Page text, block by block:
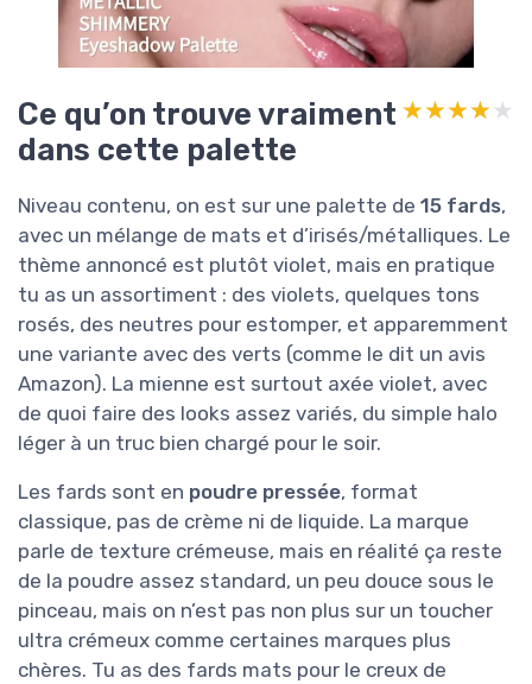
Ce qu’on trouve vraiment
dans cette palette
★★★★★
★★★★★
Niveau contenu, on est sur une palette de 15 fards,
avec un mélange de mats et d’irisés/métalliques. Le
thème annoncé est plutôt violet, mais en pratique
tu as un assortiment : des violets, quelques tons
rosés, des neutres pour estomper, et apparemment
une variante avec des verts (comme le dit un avis
Amazon). La mienne est surtout axée violet, avec
de quoi faire des looks assez variés, du simple halo
léger à un truc bien chargé pour le soir.
Les fards sont en poudre pressée, format
classique, pas de crème ni de liquide. La marque
parle de texture crémeuse, mais en réalité ça reste
de la poudre assez standard, un peu douce sous le
pinceau, mais on n’est pas non plus sur un toucher
ultra crémeux comme certaines marques plus
chères. Tu as des fards mats pour le creux de